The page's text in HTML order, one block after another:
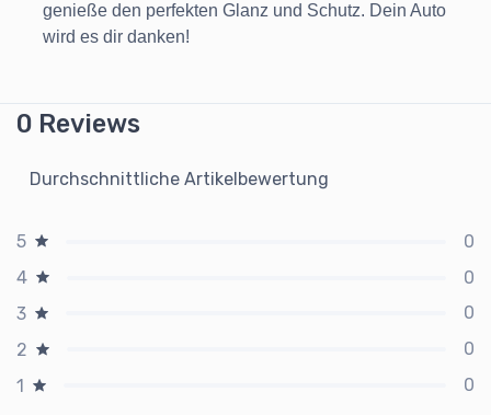
genieße den perfekten Glanz und Schutz. Dein Auto
wird es dir danken!
0 Reviews
Durchschnittliche Artikelbewertung
5
0
4
0
3
0
2
0
1
0